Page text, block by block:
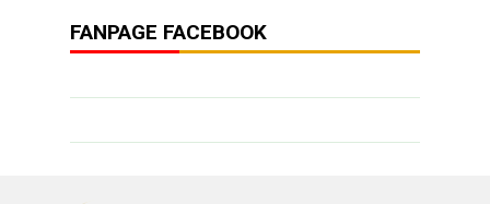
FANPAGE FACEBOOK